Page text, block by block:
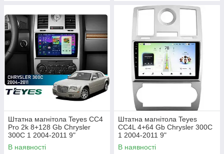
Штатна магнітола Teyes CC4
Pro 2k 8+128 Gb Chrysler
300C 1 2004-2011 9"
В наявності
Штатна магнітола Teyes
CC4L 4+64 Gb Chrysler 300C
1 2004-2011 9"
В наявності